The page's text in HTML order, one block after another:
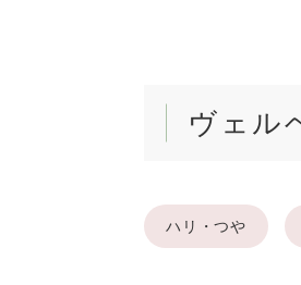
ヴェル
ハリ・つや